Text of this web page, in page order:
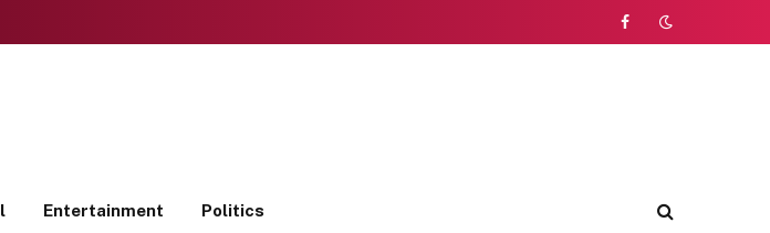
Facebook
Entertainment Politics